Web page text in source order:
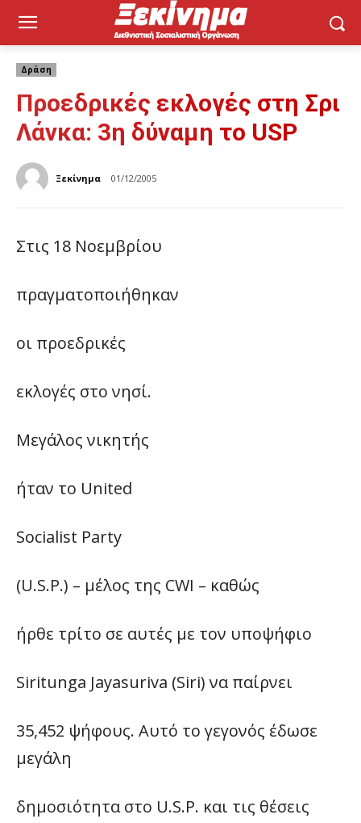
Δράση
Προεδρικές εκλογές στη Σρι
Λάνκα: 3η δύναμη το USP
Ξεκίνημα 01/12/2005
Στις 18 Νοεμβρίου
πραγματοποιήθηκαν
οι προεδρικές
εκλογές στο νησί.
Μεγάλος νικητής
ήταν το United
Socialist Party
(U.S.P.) – μέλος της CWI – καθώς
ήρθε τρίτο σε αυτές με τον υποψήφιο
Siritunga Jayasuriva (Siri) να παίρνει
35,452 ψήφους. Αυτό το γεγονός έδωσε
μεγάλη
δημοσιότητα στο U.S.P. και τις θέσεις